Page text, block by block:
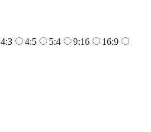
4:3 4:5 5:4 9:16
16:9